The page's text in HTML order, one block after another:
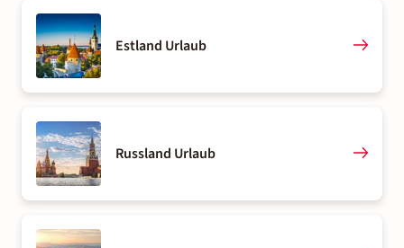
Estland Urlaub
Russland Urlaub